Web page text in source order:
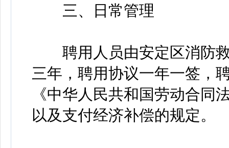
三、日常管理
聘用人员由安定区消防救
三年，聘用协议一年一签，
《中华人民共和国劳动合同
以及支付经济补偿的规定。